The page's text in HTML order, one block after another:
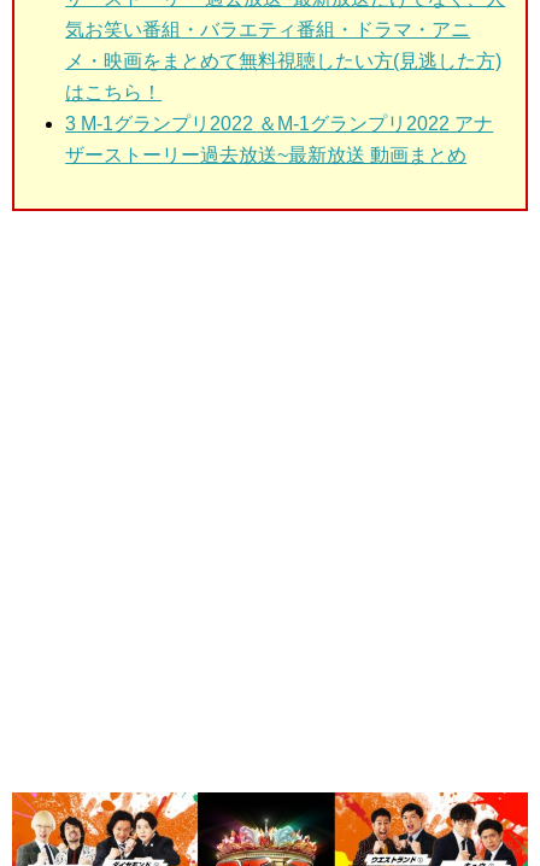
気お笑い番組・バラエティ番組・ドラマ・アニ
メ・映画をまとめて無料視聴したい方(見逃した方)
はこちら！
3 M-1グランプリ2022 ＆M-1グランプリ2022 アナ
ザーストーリー過去放送~最新放送 動画まとめ